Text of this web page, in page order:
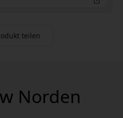
teilen
Norden